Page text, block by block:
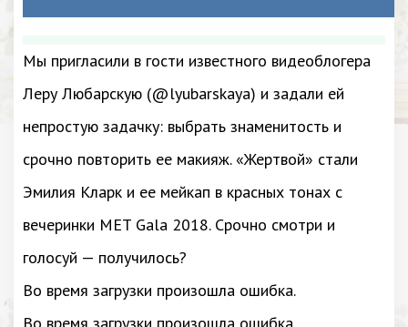
Мы пригласили в гости известного видеоблогера
Леру Любарскую (@lyubarskaya) и задали ей
непростую задачку: выбрать знаменитость и
срочно повторить ее макияж. «Жертвой» стали
Эмилия Кларк и ее мейкап в красных тонах с
вечеринки MET Gala 2018. Срочно смотри и
голосуй — получилось?
Во время загрузки произошла ошибка.